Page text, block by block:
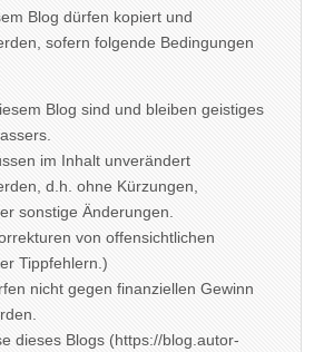
Blog dürfen kopiert und
sofern folgende Bedingungen
Blog sind und bleiben geistiges
im Inhalt unverändert
d.h. ohne Kürzungen,
sonstige Änderungen.
von offensichtlichen
Tippfehlern.)
nicht gegen finanziellen Gewinn
dieses Blogs (https://blog.autor-